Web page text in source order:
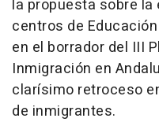
la propuesta sobre
centros de
en el borrador del III
Inmigración en
clarísimo retroceso
de inmigrantes.